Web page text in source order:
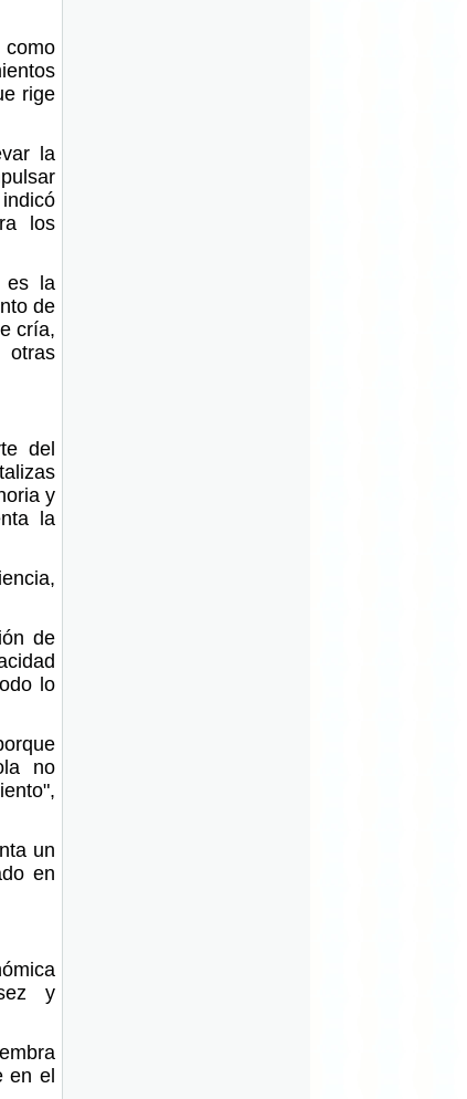
rige
la
los
es la
de
cría,
del
y
la
de
lo
no
un
en
y
en el